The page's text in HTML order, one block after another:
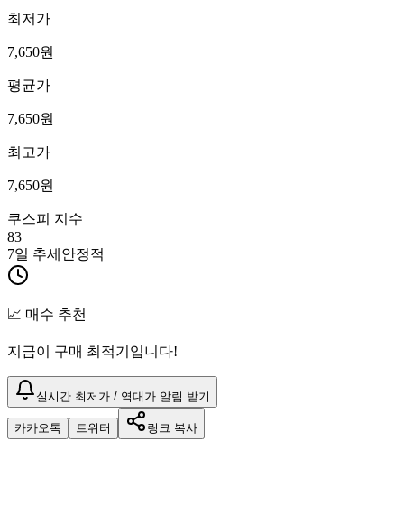
최저가
7,650원
평균가
7,650원
최고가
7,650원
쿠스피 지수
83
7일 추세 안정적
📈 매수 추천
지금이 구매 최적기입니다!
실시간 최저가 / 역대가 알림 받기
카카오톡 트위터 링크 복사